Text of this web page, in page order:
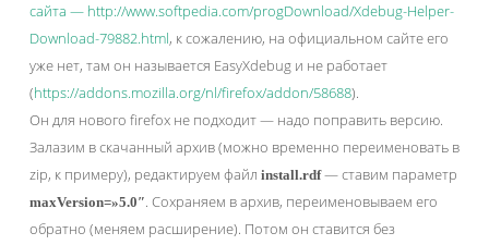
сайта — http://www.softpedia.com/progDownload/Xdebug-Helper-
Download-79882.html, к сожалению, на официальном сайте его
уже нет, там он называется EasyXdebug и не работает
(https://addons.mozilla.org/nl/firefox/addon/58688).
Он для нового firefox не подходит — надо поправить версию.
Залазим в скачанный архив (можно временно переименовать в
zip, к примеру), редактируем файл install.rdf— ставим параметр
maxVersion=»5.0″. Сохраняем в архив, переименовываем его
обратно (меняем расширение). Потом он ставится без